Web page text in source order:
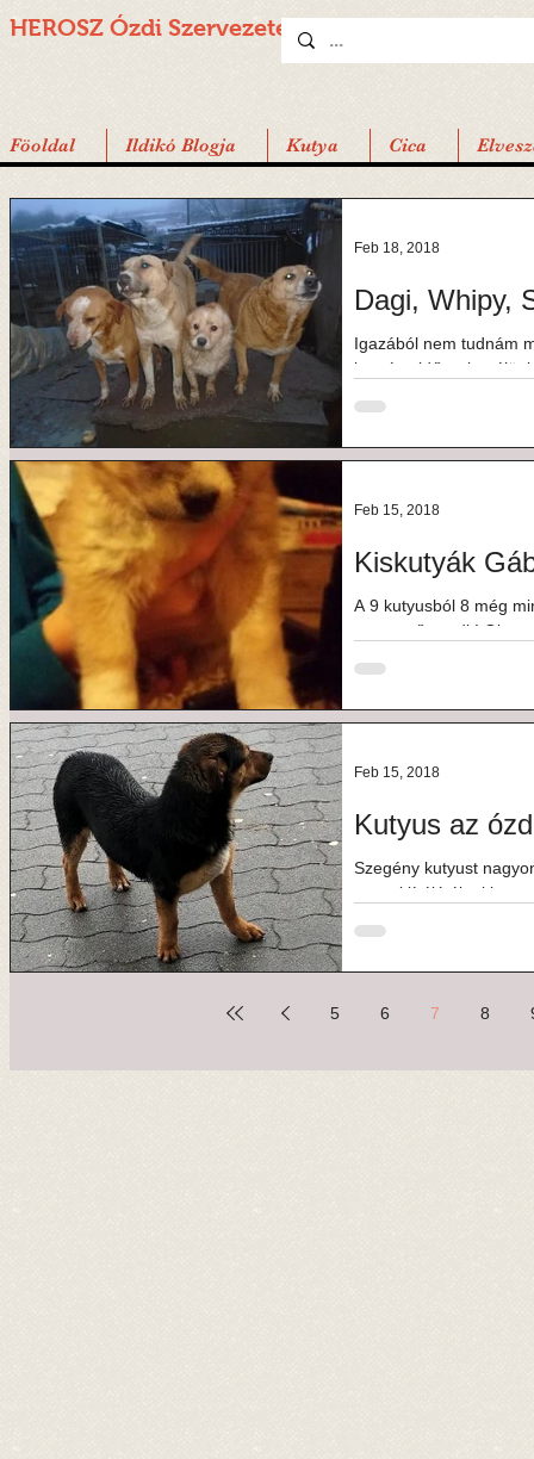
HEROSZ Ózdi Szervezete
Föoldal Ildikó Blogja Kutya Cica
Dagi, Whipy,
Igazából nem tudnám
kemény időszakot
Feb 18, 2018
Kiskutyák
A 9 kutyusból 8 még
a szerető gazdit!
Feb 15, 2018
Kutyus az
Szegény kutyust
poszt kiírójától, aki
Feb 15, 2018
5 6 7 8